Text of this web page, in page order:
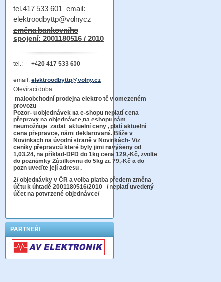
tel.417 533 601 email:
elektroodbyttp@volnycz
změna bankovního
spojení: 2001180516 / 2010
tel.: +420 417 533 600
email: elektroodbyttp@volny.cz
Otevírací doba:
maloobchodní prodejna elektro tč v omezeném
provozu
Pozor- u objednávek na e-shopu neplatí cena
přepravy na objednávce,na eshopu nám
neumožňuje zadat aktuelní ceny , platí aktuelní
cena přepravce, námi deklarovaná. Blíže v
Novinkach na úvodní straně v Novinkách- Viz
ceníky přepravců které byly jimi navýšeny od
1,03.24, na příklad-DPD do 1kg cena 129,-Kč, zvolte
do poznámky Zásilkovnu do 5kg za 79,-Kč a do
pozn uveďte její adresu .
2/ objednávky v ČR a volba platba předem změna
účtu k úhtadě 2001180516/2010 / neplatí uvedený
účet na potvrzené objednávce/
PARTNEŘI